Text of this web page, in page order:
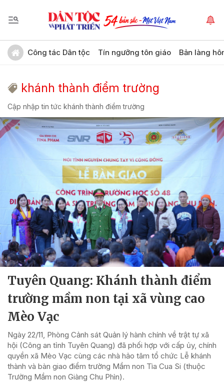
Công tác Dân tộc Tín ngưỡng tôn giáo Bản làng
khánh thành điểm trường
Cập nhập tin tức khánh thành điểm trường
Tuyên Quang: Khánh thành điểm
trường mầm non tại xã vùng cao
Mèo Vạc
Ngày 22/11, Phòng Cảnh sát Quản lý hành chính về trật tự xã
hội (Công an tỉnh Tuyên Quang) đã phối hợp với cấp ủy, chính
quyền xã Mèo Vạc cùng các nhà hảo tâm tổ chức Lễ khánh
thành và bàn giao điểm trường Mầm non Tìa Cua Si (thuộc
Trường Mầm non Giàng Chu Phìn).